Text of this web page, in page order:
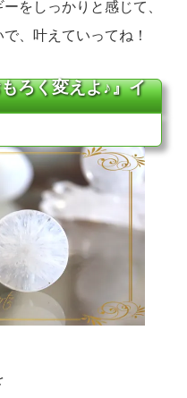
をしっかりと感じて、
、叶えていってね！
ろく変えよ♪』イ